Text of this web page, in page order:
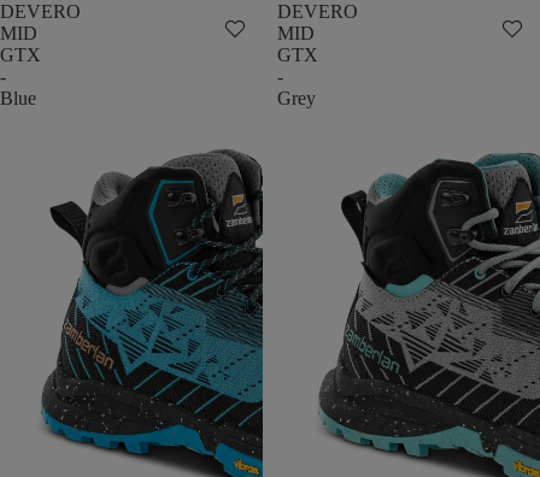
DEVERO
MID
GTX
-
Blue
DEVERO
MID
GTX
-
Grey